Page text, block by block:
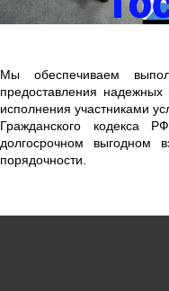
Мы обеспечиваем
предоставления
исполнения участниками
Гражданского кодекса
долгосрочном выгодном
порядочности.